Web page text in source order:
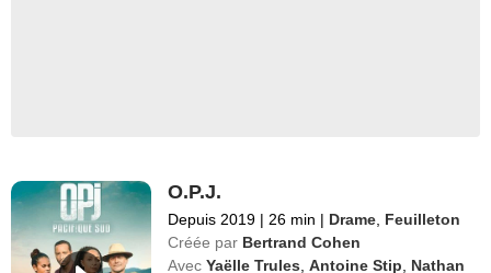
O.P.J.
Depuis 2019 | 26 min | Drame, Feuilleton
Créée par Bertrand Cohen
Avec Yaëlle Trules,Antoine Stip, Nathan